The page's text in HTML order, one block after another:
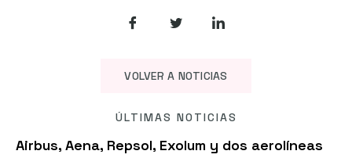
VOLVER A NOTICIAS
ÚLTIMAS NOTICIAS
Airbus, Aena, Repsol, Exolum y dos aerolíneas